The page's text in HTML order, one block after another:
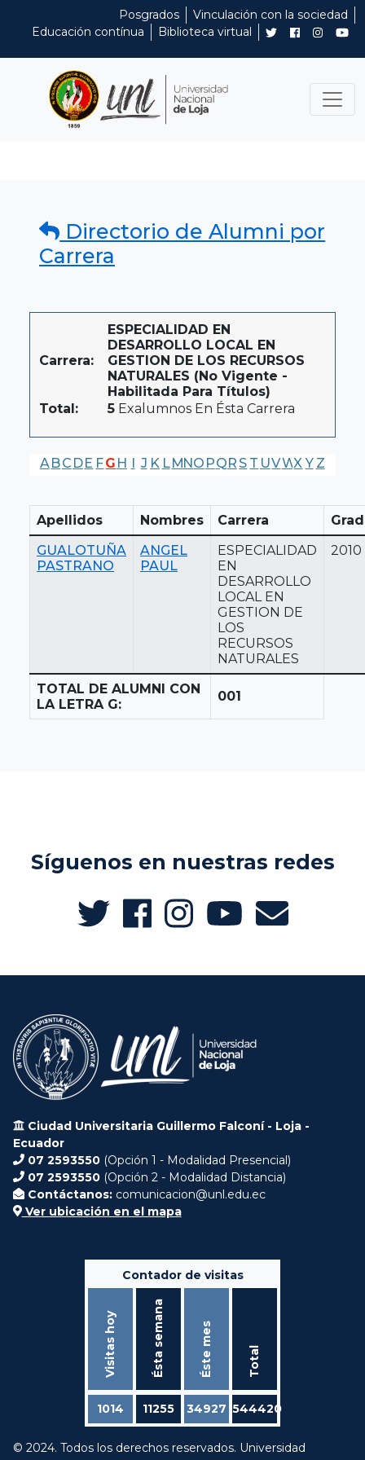
Posgrados
Vinculación con la sociedad
Educación contínua
Biblioteca virtual
Directorio de Alumni por
Carrera
Carrera:
ESPECIALIDAD EN
DESARROLLO LOCAL EN
GESTION DE LOS RECURSOS
NATURALES (No Vigente -
Habilitada Para Títulos)
Total:
5 Exalumnos En Ésta Carrera
A BC DE FG H I J K LMNO PQR S T UVWX Y Z
Apellidos Nombres Carrera
GUALOTUÑA
PASTRANO
ANGEL
PAUL
ESPECIALIDAD
EN
DESARROLLO
LOCAL EN
GESTION DE
LOS
RECURSOS
NATURALES
2010
TOTAL DE ALUMNI CON
LA LETRA G:
001
Síguenos en nuestras redes
Ciudad Universitaria Guillermo Falconí - Loja -
Ecuador
07 2593550 (Opción 1 - Modalidad Presencial)
07 2593550 (Opción 2 - Modalidad Distancia)
Contáctanos: comunicacion@unl.edu.ec
Ver ubicación en el mapa
Contador de visitas
Visitas hoy Ésta semana Éste mes Total
1014 11255 34927 544420
© 2024. Todos los derechos reservados. Universidad